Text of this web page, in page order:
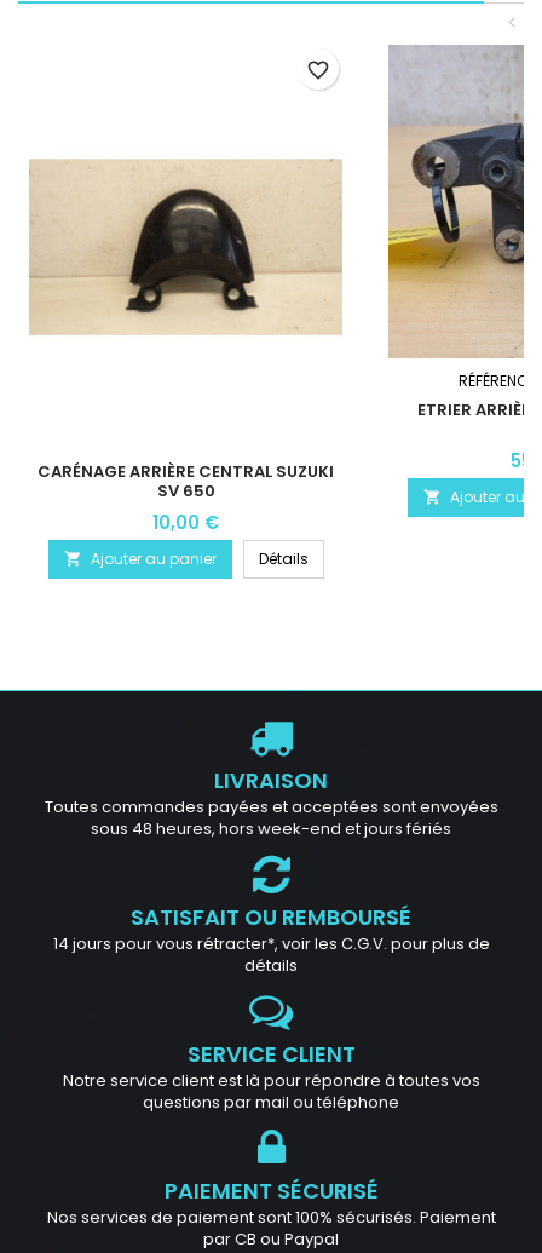
<
CARÉNAGE ARRIÈRE CENTRAL SUZUKI
SV 650
10,00 €
 Ajouter au panier Détails
favorite_border
RÉFÉRENCE:
ETRIER
 Ajouter au
LIVRAISON
Toutes commandes payées et acceptées sont envoyées
sous 48 heures, hors week-end et jours fériés
SATISFAIT OU REMBOURSÉ
14 jours pour vous rétracter*, voir les C.G.V. pour plus de
détails
SERVICE CLIENT
Notre service client est là pour répondre à toutes vos
questions par mail ou téléphone
PAIEMENT SÉCURISÉ
Nos services de paiement sont 100% sécurisés. Paiement
par CB ou Paypal